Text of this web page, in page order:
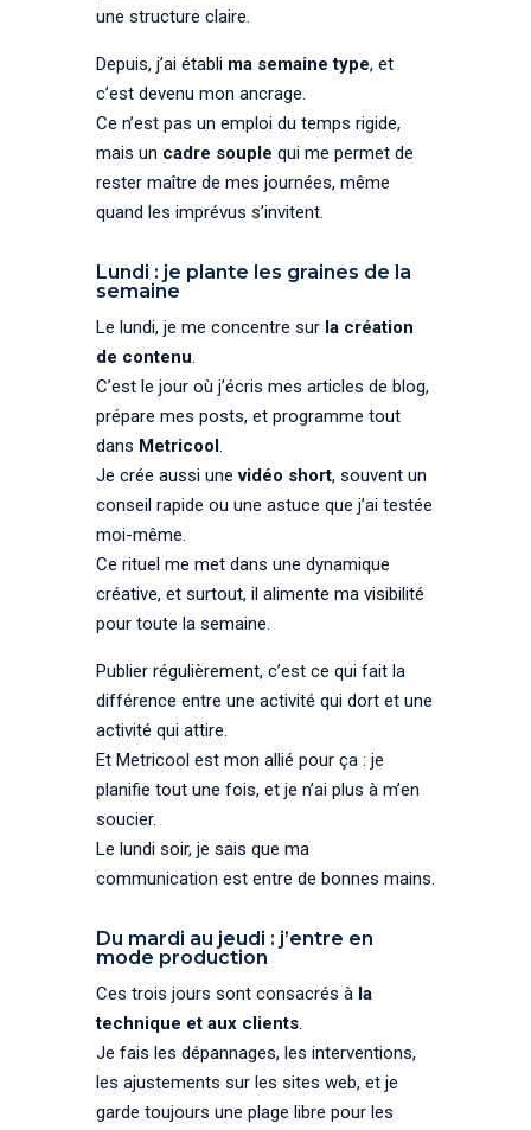
une structure claire.
Depuis, j’ai établi ma semaine type, et
c’est devenu mon ancrage.
Ce n’est pas un emploi du temps rigide,
mais un cadre souple qui me permet de
rester maître de mes journées, même
quand les imprévus s’invitent.
Lundi : je plante les graines de la
semaine
Le lundi, je me concentre sur la création
de contenu.
C’est le jour où j’écris mes articles de blog,
prépare mes posts, et programme tout
dans Metricool.
Je crée aussi unevidéo short, souvent un
conseil rapide ou une astuce que j’ai testée
moi-même.
Ce rituel me met dans une dynamique
créative, et surtout, il alimente ma visibilité
pour toute la semaine.
Publier régulièrement, c’est ce qui fait la
différence entre une activité qui dort et une
activité qui attire.
Et Metricool est mon allié pour ça : je
planifie tout une fois, et je n’ai plus à m’en
soucier.
Le lundi soir, je sais que ma
communication est entre de bonnes mains.
Du mardi au jeudi : j’entre en
mode production
Ces trois jours sont consacrés à la
technique et aux clients.
Je fais les dépannages, les interventions,
les ajustements sur les sites web, et je
garde toujours une plage libre pour les